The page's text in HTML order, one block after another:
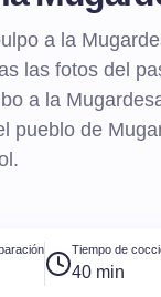
a la
las fotos del
a la
pueblo de
Tiempo de
40 min